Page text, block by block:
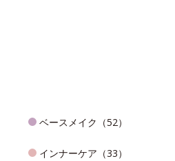
ベースメイク（52）
インナーケア（33）